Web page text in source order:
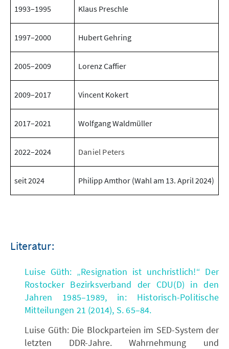
1993–1995 Klaus Preschle
1997–2000 Hubert Gehring
2005–2009 Lorenz Caffier
2009–2017 Vincent Kokert
2017–2021 Wolfgang Waldmüller
2022–2024 Daniel Peters
seit 2024 Philipp Amthor (Wahl am 13. April 2024)
Literatur:
Luise Güth: „Resignation ist unchristlich!“ Der
Rostocker Bezirksverband der CDU(D) in den
Jahren 1985–1989, in: Historisch-Politische
Mitteilungen 21 (2014), S. 65–84.
Luise Güth: Die Blockparteien im SED-System der
letzten DDR-Jahre. Wahrnehmung und